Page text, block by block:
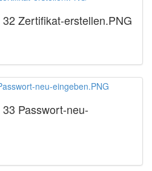
Zertifikat-erstellen.PNG
Passwort-neu-